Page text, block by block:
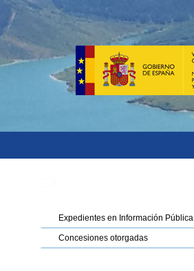
Expedientes en Información Pública
Concesiones otorgadas